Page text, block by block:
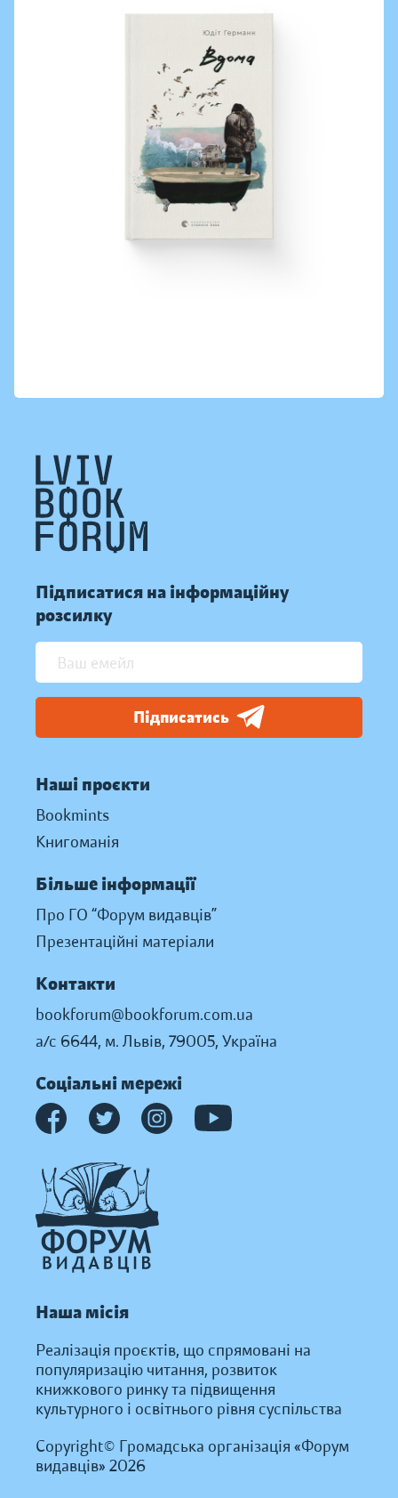
Підписатися на інформаційну
розсилку
Підписатись
Наші проєкти
Bookmints
Книгоманія
Більше інформації
Про ГО “Форум видавців”
Презентаційні матеріали
Контакти
bookforum@bookforum.com.ua
а/с 6644, м. Львів, 79005, Україна
Соціальні мережі
Наша місія
Реалізація проєктів, що спрямовані на
популяризацію читання, розвиток
книжкового ринку та підвищення
культурного і освітнього рівня суспільства
Copyright© Громадська організація «Форум
видавців» 2026